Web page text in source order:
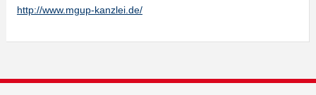
http://www.mgup-kanzlei.de/